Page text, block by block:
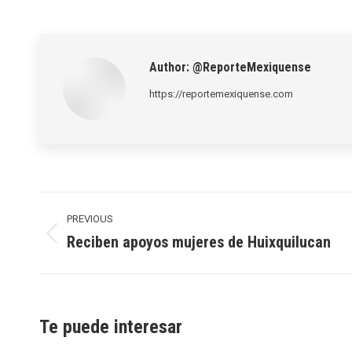
Author: @ReporteMexiquense
https://reportemexiquense.com
navigation
PREVIOUS
Previous
Reciben apoyos mujeres de Huixquilucan
Te puede interesar